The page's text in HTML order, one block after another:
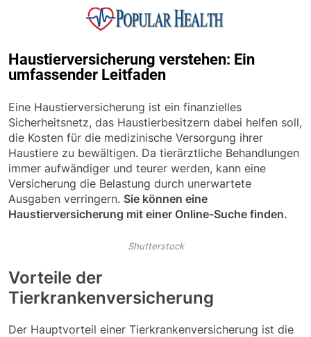
Popular Health
Haustierversicherung verstehen: Ein
umfassender Leitfaden
Eine Haustierversicherung ist ein finanzielles
Sicherheitsnetz, das Haustierbesitzern dabei helfen soll,
die Kosten für die medizinische Versorgung ihrer
Haustiere zu bewältigen. Da tierärztliche Behandlungen
immer aufwändiger und teurer werden, kann eine
Versicherung die Belastung durch unerwartete
Ausgaben verringern. Sie können eine
Haustierversicherung mit einer Online-Suche finden.
Shutterstock
Vorteile der
Tierkrankenversicherung
Der Hauptvorteil einer Tierkrankenversicherung ist die